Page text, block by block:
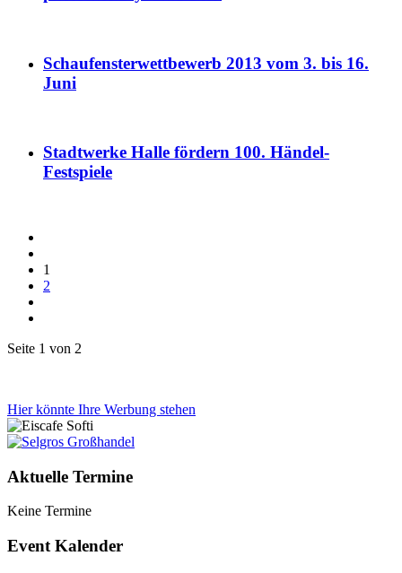
Schaufensterwettbewerb 2013 vom 3. bis 16.
Juni
Stadtwerke Halle fördern 100. Händel-
Festspiele
1
2
Seite 1 von 2
Hier könnte Ihre Werbung stehen
Aktuelle Termine
Keine Termine
Event Kalender